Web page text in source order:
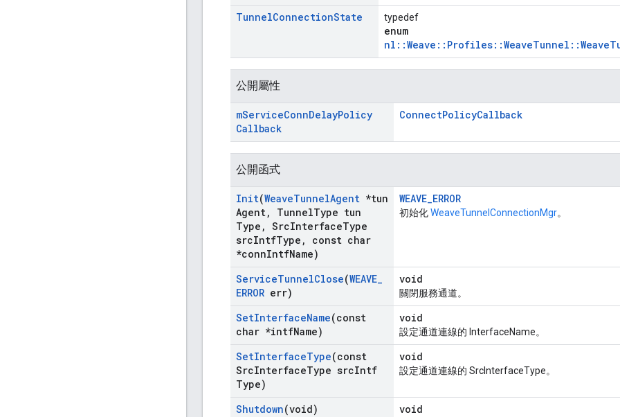
TunnelConnectionState typedef
enum
公開屬性
mServiceConnDelayPolicy
Callback
ConnectPolicyCallback
公開函式
Init(WeaveTunnelAgent *tun
Agent, TunnelType tun
Type , SrcInterfaceType
srcIntfType ,
const char
*connIntfName)
WEAVE_ERROR
初始化WeaveTunnelConnectionMgr。
ServiceTunnelClose(WEAVE_
ERROR err)
void
關閉服務通道。
SetInterfaceName(const
char *intfName)
void
設定通道連線的 InterfaceName。
SetInterfaceType(const
SrcInterfaceType srcIntf
Type)
void
設定通道連線的 SrcInterfaceType。
Shutdown(void) void